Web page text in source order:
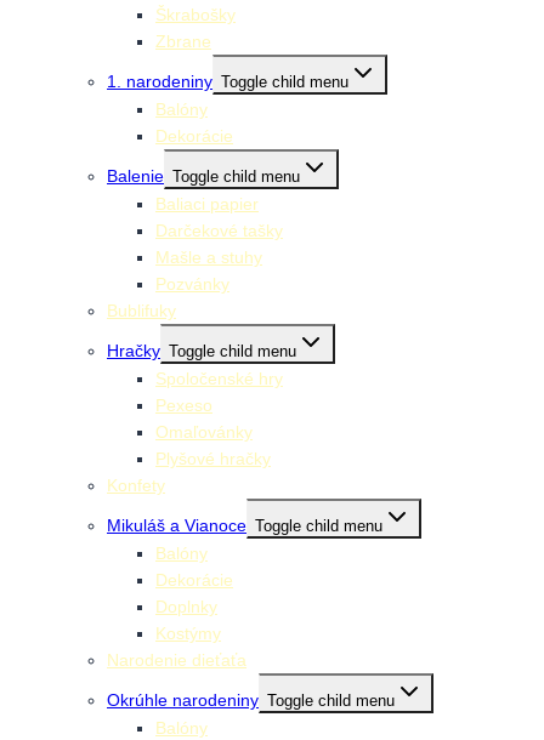
Škrabošky
Zbrane
1. narodeniny Toggle child menu
Balóny
Dekorácie
Balenie Toggle child menu
Baliaci papier
Darčekové tašky
Mašle a stuhy
Pozvánky
Bublifuky
Hračky Toggle child menu
Spoločenské hry
Pexeso
Omaľovánky
Plyšové hračky
Konfety
Mikuláš a Vianoce Toggle child menu
Balóny
Dekorácie
Doplnky
Kostýmy
Narodenie dieťaťa
Okrúhle narodeniny Toggle child menu
Balóny